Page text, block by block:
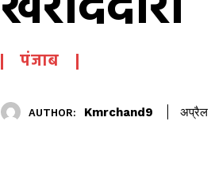
पंजाब
AUTHOR: Kmrchand9 अप्रैल